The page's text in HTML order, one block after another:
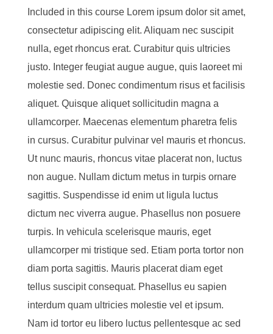
Included in this course Lorem ipsum dolor sit amet,
consectetur adipiscing elit. Aliquam nec suscipit
nulla, eget rhoncus erat. Curabitur quis ultricies
justo. Integer feugiat augue augue, quis laoreet mi
molestie sed. Donec condimentum risus et facilisis
aliquet. Quisque aliquet sollicitudin magna a
ullamcorper. Maecenas elementum pharetra felis
in cursus. Curabitur pulvinar vel mauris et rhoncus.
Ut nunc mauris, rhoncus vitae placerat non, luctus
non augue. Nullam dictum metus in turpis ornare
sagittis. Suspendisse id enim ut ligula luctus
dictum nec viverra augue. Phasellus non posuere
turpis. In vehicula scelerisque mauris, eget
ullamcorper mi tristique sed. Etiam porta tortor non
diam porta sagittis. Mauris placerat diam eget
tellus suscipit consequat. Phasellus eu sapien
interdum quam ultricies molestie vel et ipsum.
Nam id tortor eu libero luctus pellentesque ac sed